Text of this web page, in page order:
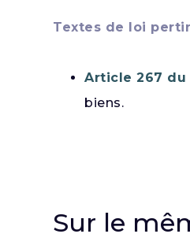
Textes de loi
Article 267 du
biens.
Sur le